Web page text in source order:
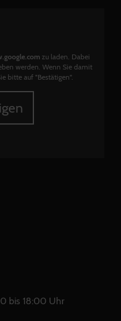
zu laden. Dabei
werden. Wenn Sie damit
bitte auf "Bestätigen".
bis 18:00 Uhr